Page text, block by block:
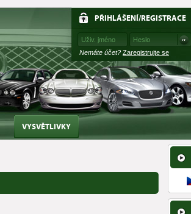
PŘIHLÁŠENÍ/REGISTRACE
Nemáte účet? Zaregistrujte se
VYSVĚTLIVKY